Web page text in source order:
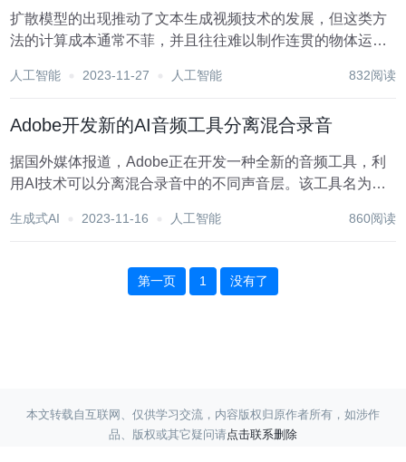
扩散模型的出现推动了文本生成视频技术的发展，但这类方
法的计算成本通常不菲，并且往往难以制作连贯的物体运动
究院、中国科学院大学和 VIVO AI Lab 的研究者联合提出了
人工智能 2023-11-27 人工智能 832阅读
Adobe开发新的AI音频工具分离混合录音
据国外媒体报道，Adobe正在开发一种全新的音频工具，利
用AI技术可以分离混合录音中的不同声音层。该工具名为
如掌声、笑声、背景噪音等，并将其与人声分开生成独立的
生成式AI 2023-11-16 人工智能 860阅读
第一页 1 没有了
本文转载自互联网、仅供学习交流，内容版权归原作者所有，如涉作
品、版权或其它疑问请点击联系删除